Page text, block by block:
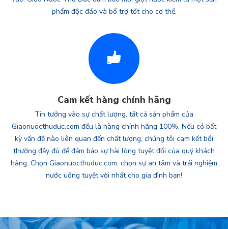
phẩm độc đáo và bổ trợ tốt cho cơ thể.
Cam kết hàng chính hãng
Tin tưởng vào sự chất lượng, tất cả sản phẩm của
Giaonuocthuduc.com đều là hàng chính hãng 100%. Nếu có bất
kỳ vấn đề nào liên quan đến chất lượng, chúng tôi cam kết bồi
thường đầy đủ để đảm bảo sự hài lòng tuyệt đối của quý khách
hàng. Chọn Giaonuocthuduc.com, chọn sự an tâm và trải nghiệm
nước uống tuyệt vời nhất cho gia đình bạn!